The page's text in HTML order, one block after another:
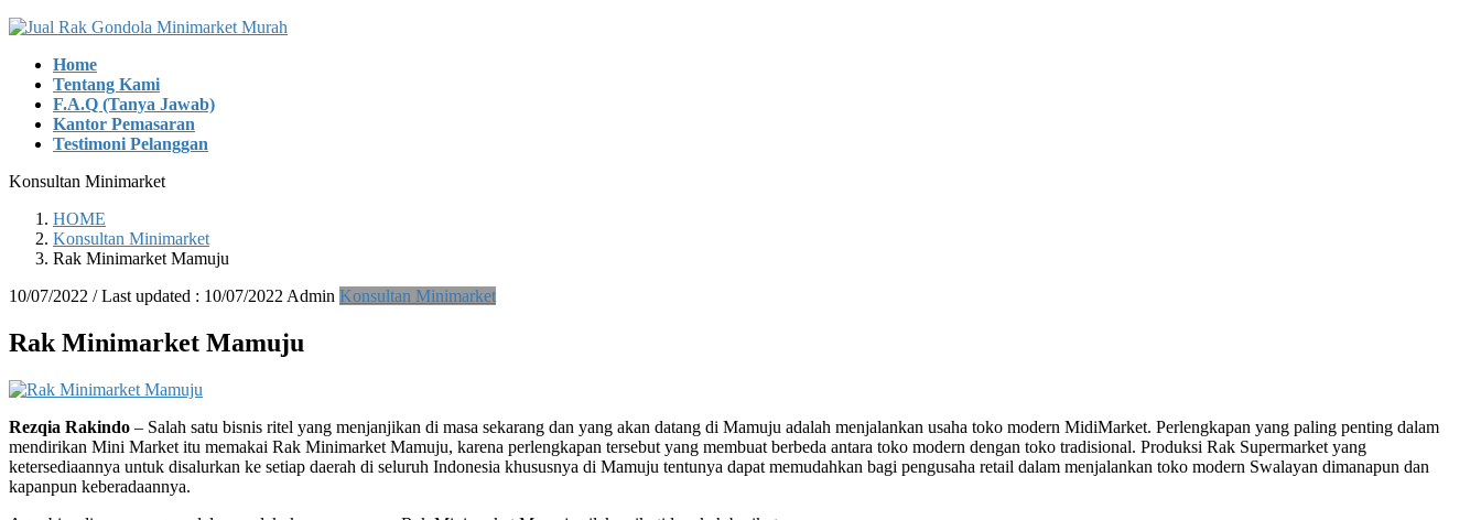
Skip
content
Skip
Navigation
Home
Tentang Kami
F.A.Q (Tanya Jawab)
Kantor Pemasaran
Testimoni Pelanggan
Konsultan Minimarket
HOME
Konsultan Minimarket
Rak Minimarket Mamuju
10/07/2022 / Last updated : 10/07/2022 Admin Konsultan Minimarket
Rak Minimarket Mamuju
Rezqia Rakindo – Salah satu bisnis ritel yang menjanjikan di masa sekarang dan yang akan datang di Mamuju adalah menjalankan usaha toko modern MidiMarket. Perlengkapan yang paling penting dalam
mendirikan Mini Market itu memakai Rak Minimarket Mamuju, karena perlengkapan tersebut yang membuat berbeda antara toko modern dengan toko tradisional. Produksi Rak Supermarket yang
ketersediaannya untuk disalurkan ke setiap daerah di seluruh Indonesia khususnya di Mamuju tentunya dapat memudahkan bagi pengusaha retail dalam menjalankan toko modern Swalayan dimanapun dan
kapanpun keberadaannya.